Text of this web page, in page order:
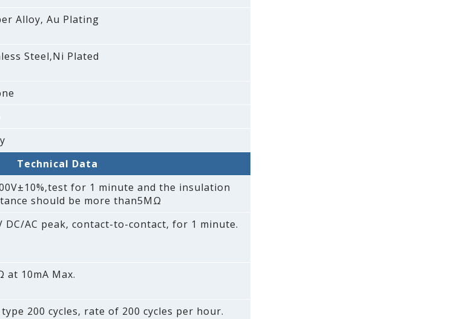
Alloy‚ Au Plating
Steel‚Ni Plated
Technical Data
for 1 minute and the insulation
should be more than5MΩ
DC/AC peak‚ contact-to-contact‚ for 1 minute.
at 10mA Max.
200 cycles‚ rate of 200 cycles per hour.